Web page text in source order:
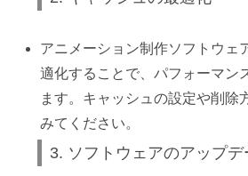
アニメーション制作ソフトウェ
適化することで、パフォーマン
ます。キャッシュの設定や削除
みてください。
3. ソフトウェアのアップデ